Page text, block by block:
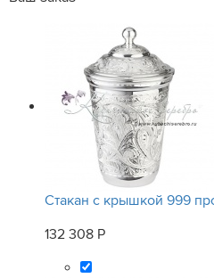
Стакан с крышкой 999
132 308 Р